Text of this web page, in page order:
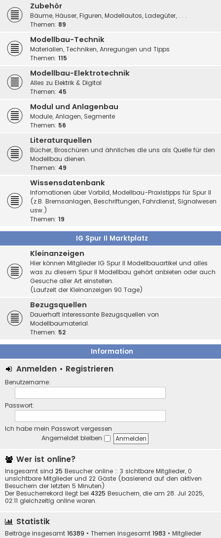
Zubehör
Bäume, Häuser, Figuren, Modellautos, Ladegüter, . . .
Themen: 89
Modellbau-Technik
Materialien, Techniken, Anregungen und Tipps
Themen: 115
Modellbau-Elektrotechnik
Alles zu Elektrik & Digital
Themen: 45
Modul und Anlagenbau
Module, Anlagen, Segmente
Themen: 56
Literaturquellen
Bücher, Broschüren und ähnliches die uns als Quelle für den
Modellbau dienen.
Themen: 49
Wissensdatenbank
Infomationen über Vorbild, Modellbau-Praxistipps für Spur II
(z.B. Bremsanlagen, Beschriftungen, Fahrdienst, Signalwesen
usw.)
Themen: 19
IG Spur II Marktplatz
Kleinanzeigen
Hier können Mitglieder IG Spur II Modellbauartikel und alles
was zu diesem Spur II Modellbau gehört anbieten oder auch
Gesuche aller Art einstellen.
(Laufzeit der Kleinanzeigen 90 Tage)
Bezugsquellen
Dauerhaft interessante Bezugsquellen von
Modellbaumaterial.
Themen: 52
Information
Anmelden • Registrieren
Benutzername:
Passwort:
Ich habe mein Passwort vergessen
Angemeldet bleiben
Wer ist online?
Insgesamt sind 25 Besucher online :: 3 sichtbare Mitglieder, 0
unsichtbare Mitglieder und 22 Gäste (basierend auf den aktiven
Besuchern der letzten 5 Minuten)
Der Besucherrekord liegt bei 4325 Besuchern, die am 28. Jul 2025,
02:11 gleichzeitig online waren.
Statistik
Beiträge insgesamt 16389 • Themen insgesamt 1983 • Mitglieder